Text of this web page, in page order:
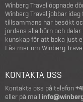
Winberg Travel öppnade
Winberg Travel jobbar
tillsammans har besökt
jordens alla hörn och
kunskap för att boka just
Läs mer om Winberg Travel
KONTAKTA OSS
Kontakta oss på telefon
eller på mail